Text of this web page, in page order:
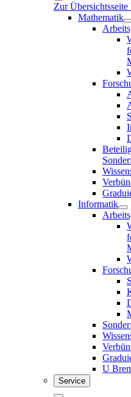
Zur Übersichtsseite
Mathematik
Informatik
U
Service